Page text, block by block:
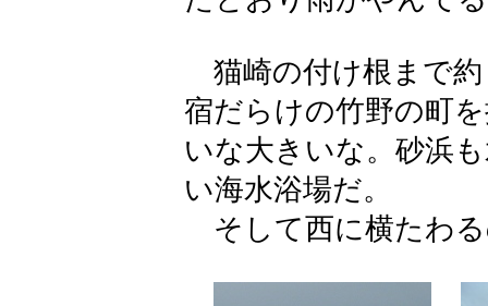
猫崎の付け根まで約
宿だらけの竹野の町
いな大きいな。砂浜
い海水浴場だ。
そして西に横たわ